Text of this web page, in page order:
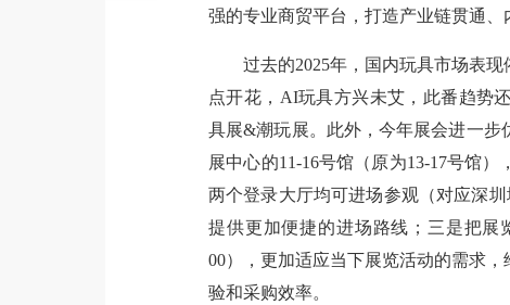
强的专业商贸平台，打造产业链贯通、
过去的2025年，国内玩具市场表
点开花，AI玩具方兴未艾，此番趋势
具展&潮玩展。此外，今年展会进一步
展中心的11-16号馆（原为13-17号馆
两个登录大厅均可进场参观（对应深圳
提供更加便捷的进场路线；三是把展
00），更加适应当下展览活动的需求
验和采购效率。